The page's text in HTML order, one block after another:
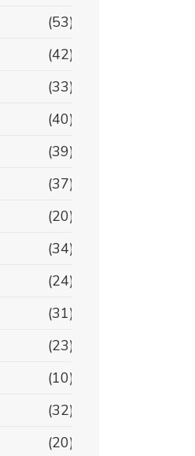
(53)
(42)
(33)
(40)
(39)
(37)
(20)
(34)
(24)
(31)
(23)
(10)
(32)
(20)